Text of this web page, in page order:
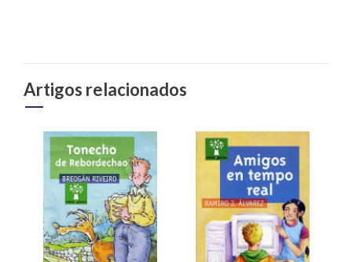
Artigos relacionados